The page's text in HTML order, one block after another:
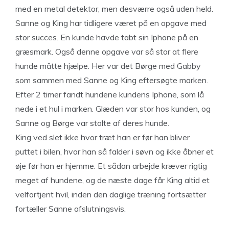
med en metal detektor, men desværre også uden held.
Sanne og King har tidligere været på en opgave med
stor succes. En kunde havde tabt sin Iphone på en
græsmark. Også denne opgave var så stor at flere
hunde måtte hjælpe. Her var det Børge med Gabby
som sammen med Sanne og King eftersøgte marken.
Efter 2 timer fandt hundene kundens Iphone, som lå
nede i et hul i marken. Glæden var stor hos kunden, og
Sanne og Børge var stolte af deres hunde.
King ved slet ikke hvor træt han er før han bliver
puttet i bilen, hvor han så falder i søvn og ikke åbner et
øje før han er hjemme. Et sådan arbejde kræver rigtig
meget af hundene, og de næste dage får King altid et
velfortjent hvil, inden den daglige træning fortsætter
fortæller Sanne afslutningsvis.